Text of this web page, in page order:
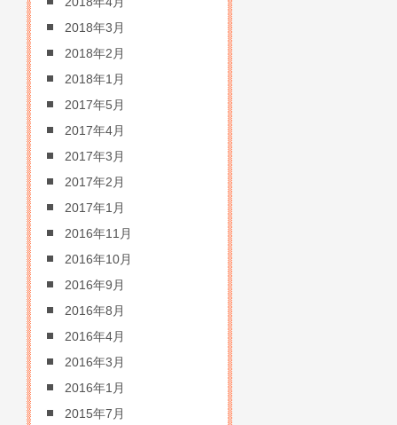
2018年3月
2018年2月
2018年1月
2017年5月
2017年4月
2017年3月
2017年2月
2017年1月
2016年11月
2016年10月
2016年9月
2016年8月
2016年4月
2016年3月
2016年1月
2015年7月